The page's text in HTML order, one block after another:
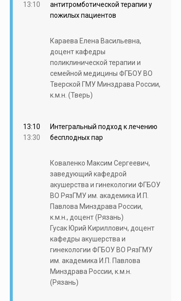
13:10
антитромботической терапии у
пожилых пациентов
Караева Елена Васильевна,
доцент кафедры
поликлинической терапии и
семейной медицины ФГБОУ ВО
Тверской ГМУ Минздрава России,
к.м.н. (Тверь)
13:10
13:30
Интегральный подход к лечению
бесплодных пар
Коваленко Максим Сергеевич,
заведующий кафедрой
акушерства и гинекологии ФГБОУ
ВО РязГМУ им. академика И.П.
Павлова Минздрава России,
к.м.н., доцент (Рязань)
Гусак Юрий Кириллович, доцент
кафедры акушерства и
гинекологии ФГБОУ ВО РязГМУ
им. академика И.П. Павлова
Минздрава России, к.м.н.
(Рязань)